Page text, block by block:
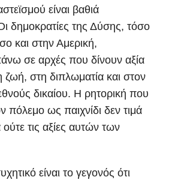
είναι βαθιά
δημοκρατίες της Δύσης, τόσο
και στην Αμερική,
σε αρχές που δίνουν αξία
στη διπλωματία και στον
δικαίου. Η ρητορική που
πόλεμο ως παιχνίδι δεν τιμά
ούτε τις αξίες αυτών των
είναι το γεγονός ότι